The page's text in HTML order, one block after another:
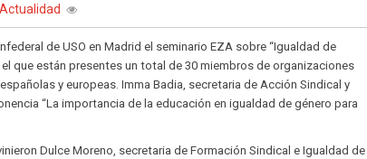
Actualidad
de USO en Madrid el seminario EZA sobre “Igualdad de
que están presentes un total de 30 miembros de organizaciones
y europeas. Imma Badia, secretaria de Acción Sindical y
“La importancia de la educación en igualdad de género para
Dulce Moreno, secretaria de Formación Sindical e Igualdad de